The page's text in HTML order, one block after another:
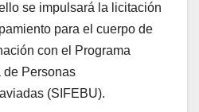
se impulsará la licitación
para el cuerpo de
con el Programa
de Personas
(SIFEBU).